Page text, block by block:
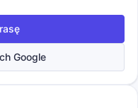
Google